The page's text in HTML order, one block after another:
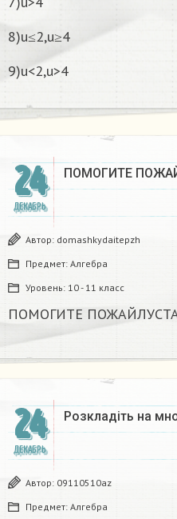
8)u≤2,u≥4
9)u<2,u>4
24
ДЕКАБРЬ
ПОМОГИТЕ
Автор: domashkydaitepzh
Предмет: Алгебра
Уровень: 10 - 11 класс
ПОМОГИТЕ
24
ДЕКАБРЬ
Розкладіть на
Автор: 09110510az
Предмет: Алгебра